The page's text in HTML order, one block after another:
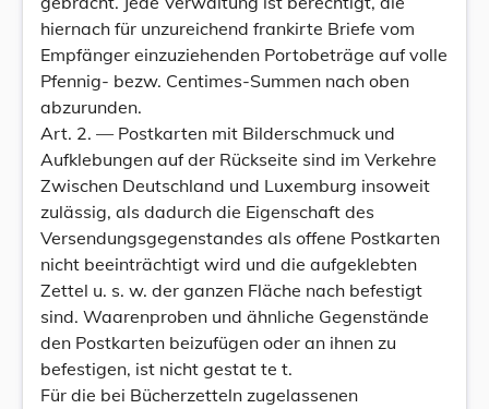
hiernach für unzureichend frankirte Briefe vom
Empfänger einzuziehenden Portobeträge auf volle
Pfennig- bezw. Centimes-Summen nach oben
abzurunden.
Art. 2. — Postkarten mit Bilderschmuck und
Aufklebungen auf der Rückseite sind im Verkehre
Zwischen Deutschland und Luxemburg insoweit
zulässig, als dadurch die Eigenschaft des
Versendungsgegenstandes als offene Postkarten
nicht beeinträchtigt wird und die aufgeklebten
Zettel u. s. w. der ganzen Fläche nach befestigt
sind. Waarenproben und ähnliche Gegenstände
den Postkarten beizufügen oder an ihnen zu
befestigen, ist nicht gestat te t.
Für die bei Bücherzetteln zugelassenen